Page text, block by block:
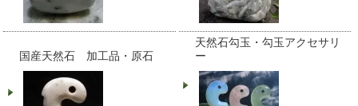
国産天然石 加工品・原石
天然石勾玉・勾玉アクセサリ
ー